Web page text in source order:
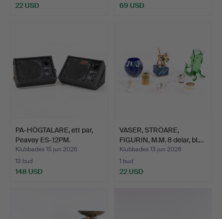
22 USD 69 USD
PA-HÖGTALARE, ett par,
Peavey ES-12PM.
Klubbades 15 jun 2026
13 bud
148 USD
VASER, STRÖARE,
FIGURIN, M.M. 8 delar, bl.…
Klubbades 13 jun 2026
1 bud
22 USD